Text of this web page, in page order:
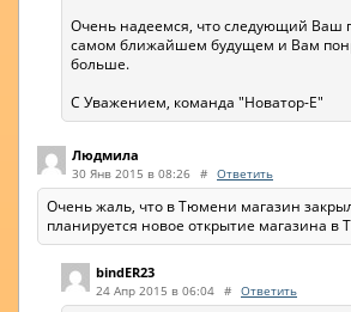
Очень надеемся, что следующий Ваш
самом ближайшем будущем и Вам
больше.
С Уважением, команда "Новатор-Е"
Людмила
30 Янв 2015 в 08:26 # Ответить
Очень жаль, что в Тюмени магазин
планируется новое открытие магазина в
bindER23
24 Апр 2015 в 06:04 # Ответить